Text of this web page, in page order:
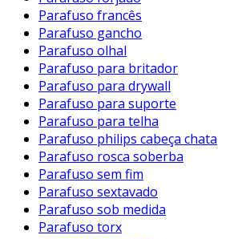
resistência a condições adversas.
Construção Civil
estruturas metálicas, onde a
força de fixação são cruciais.
Eletrônica: Empregados na
dispositivos eletrônicos,
conexões firmes e seguras.
Processo de Fabricação
A fabricação de parafusos usinados
várias etapas que garantem a qualidade
Parafuso francês
Parafuso gancho
Parafuso olhal
Parafuso para britador
Parafuso para drywall
Parafuso para suporte
Parafuso para telha
Parafuso philips cabeça chata
Parafuso rosca soberba
Parafuso sem fim
Parafuso sextavado
Parafuso sob medida
Parafuso torx